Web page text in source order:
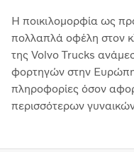
Η ποικιλομορφία ως
πολλαπλά οφέλη στον
της Volvo Trucks
φορτηγών στην
πληροφορίες όσον
περισσότερων